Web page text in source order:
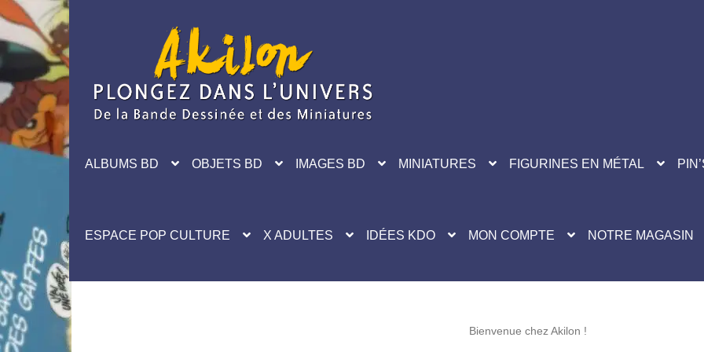
navigation
ALBUMS BD OBJETS BD IMAGES BD MINIATURES FIGURINES EN MÉTAL
ESPACE POP CULTURE X ADULTES IDÉES KDO MON COMPTE NOTRE MAGASIN
Bienvenue chez Akilon !